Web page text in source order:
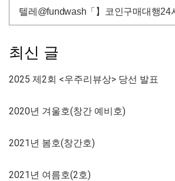
최신 글
2025 제2회 <우주리뷰상> 당선 발표
2020년 겨울호(창간 예비호)
2021년 봄호(창간호)
2021년 여름호(2호)